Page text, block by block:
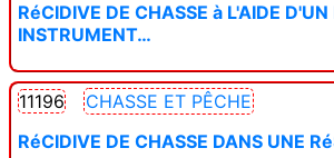
RéCIDIVE DE CHASSE à L'AIDE D'UN
INSTRUMENT…
11196
CHASSE ET PÊCHE
RéCIDIVE DE CHASSE DANS UNE